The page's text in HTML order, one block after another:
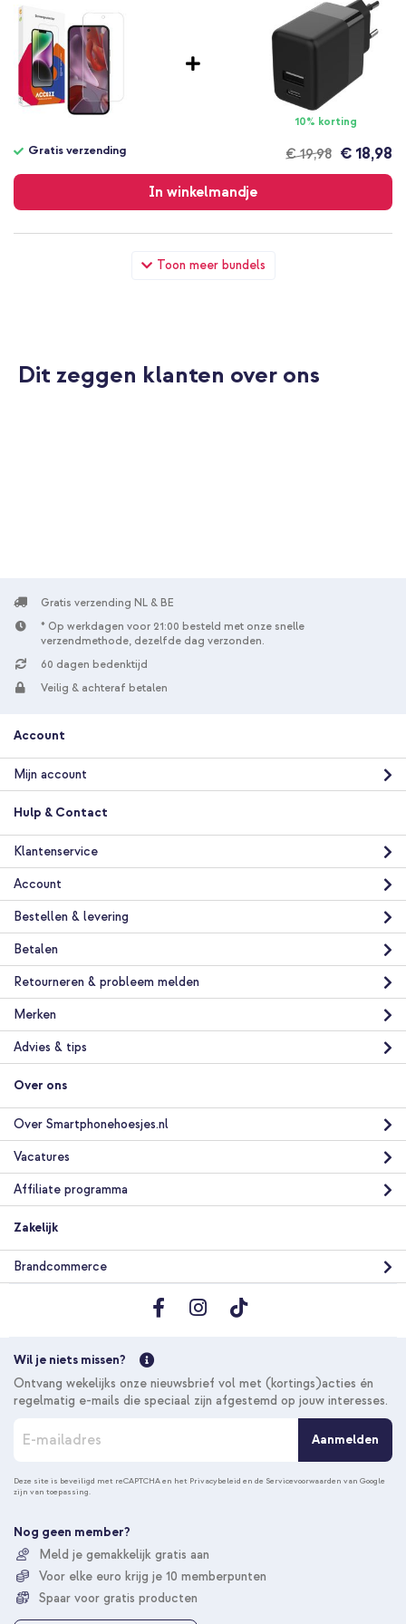
Wordt geleverd met een schoonmaakdoekje
Nooit meer bang zijn dat het scherm van jouw smartphone
beschadigd? Bestel dan deze Accezz Gehard Glas
Screenprotector!
Toon meer bundels
10% korting
€ 19,98
Gratis verzending € 18,98
In winkelmandje
verzending
Accezz Gehard Glas Screenprotector Google Pixel 9A +
Geweven USB-C naar USB-C kabel 60W - 1,5 meter - Bolt Black
Dit zeggen klanten over ons
Gratis verzending NL & BE
* Op werkdagen voor 21:00 besteld met onze snelle
verzendmethode, dezelfde dag verzonden.
60 dagen bedenktijd
Veilig & achteraf betalen
Account
Mijn account
Hulp & Contact
Klantenservice
Account
Bestellen & levering
Betalen
Retourneren & probleem melden
Merken
Advies & tips
Over ons
Over Smartphonehoesjes.nl
Vacatures
Affiliate programma
Zakelijk
Brandcommerce
Wil je niets missen?
Ontvang wekelijks onze nieuwsbrief vol met (kortings)acties én
regelmatig e-mails die speciaal zijn afgestemd op jouw interesses.
n
n
e
u
o
p
Aanmelden
Deze site is beveiligd met reCAPTCHA en het Privacybeleid en de Servicevoorwaarden van Google
zijn van toepassing.
Nog geen member?
Meld je gemakkelijk gratis aan
Voor elke euro krijg je 10 memberpunten
Spaar voor gratis producten